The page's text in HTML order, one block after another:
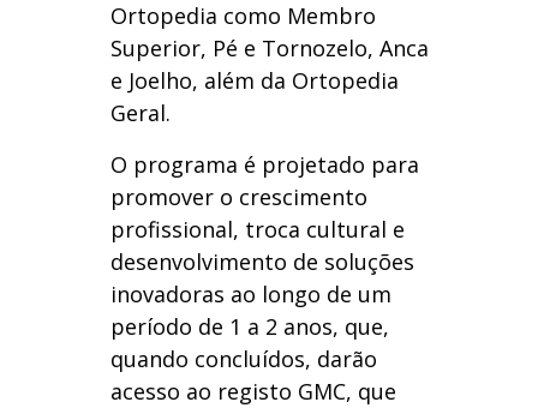
Ortopedia como Membro
Superior, Pé e Tornozelo, Anca
e Joelho, além da Ortopedia
Geral.
O programa é projetado para
promover o crescimento
profissional, troca cultural e
desenvolvimento de soluções
inovadoras ao longo de um
período de 1 a 2 anos, que,
quando concluídos, darão
acesso ao registo GMC, que